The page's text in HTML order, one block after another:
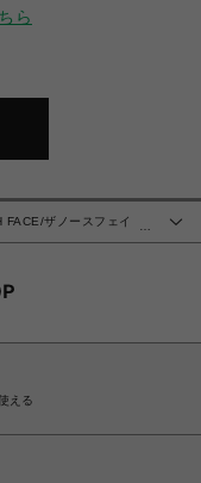
ら
…
FACE/ザノースフェイ
える